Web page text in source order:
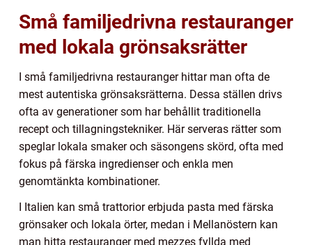
Små familjedrivna restauranger
med lokala grönsaksrätter
I små familjedrivna restauranger hittar man ofta de
mest autentiska grönsaksrätterna. Dessa ställen drivs
ofta av generationer som har behållit traditionella
recept och tillagningstekniker. Här serveras rätter som
speglar lokala smaker och säsongens skörd, ofta med
fokus på färska ingredienser och enkla men
genomtänkta kombinationer.
I Italien kan små trattorior erbjuda pasta med färska
grönsaker och lokala örter, medan i Mellanöstern kan
man hitta restauranger med mezzes fyllda med